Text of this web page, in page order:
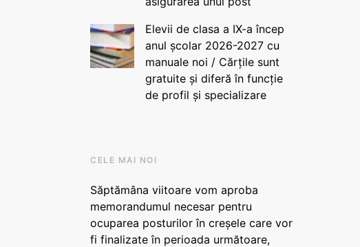
Elevii de clasa a IX-a încep
anul școlar 2026-2027 cu
manuale noi / Cărțile sunt
gratuite și diferă în funcție
de profil și specializare
CELE MAI NOI
Săptămâna viitoare vom aproba
memorandumul necesar pentru
ocuparea posturilor în creșele care vor
fi finalizate în perioada următoare,